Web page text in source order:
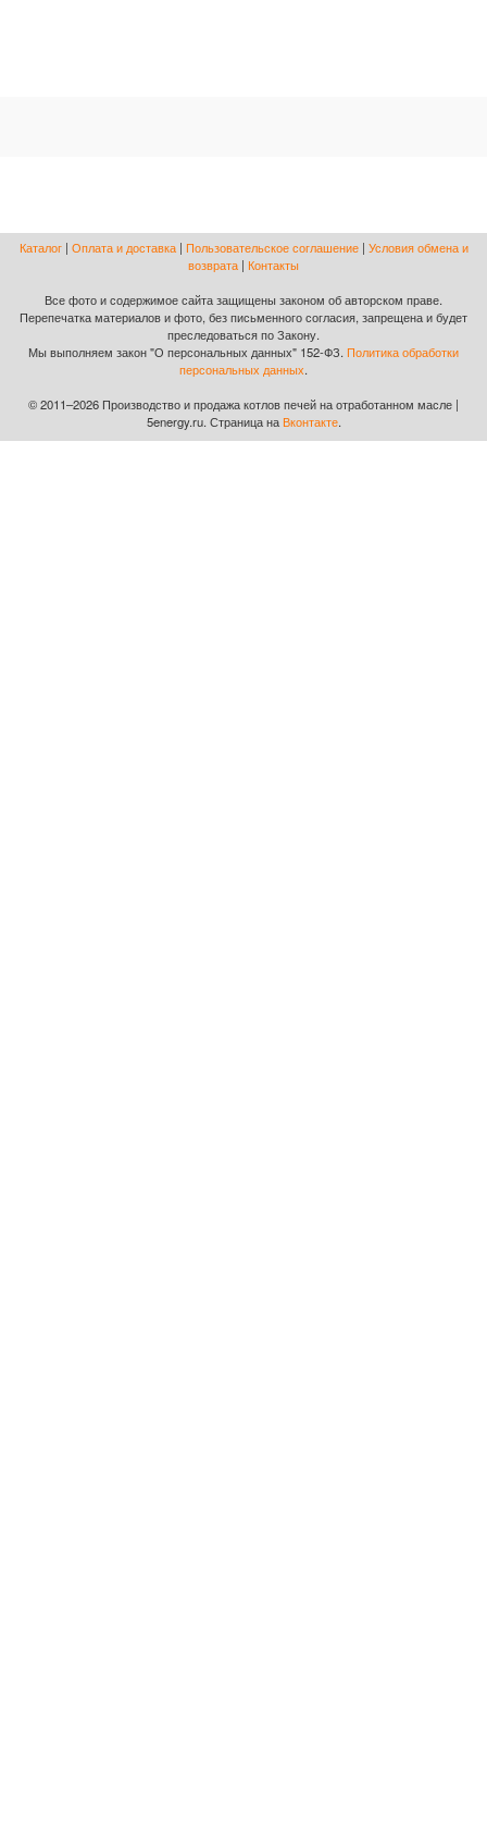
Каталог| Оплата и доставка| Пользовательское соглашение| Условия обмена и
возврата | Контакты
Все фото и содержимое сайта защищены законом об авторском праве.
Перепечатка материалов и фото, без письменного согласия, запрещена и будет
преследоваться по Закону.
Мы выполняем закон "О персональных данных" 152-ФЗ. Политика обработки
персональных данных.
© 2011–2026 Производство и продажа котлов печей на отработанном масле |
5energy.ru. Страница на Вконтакте.